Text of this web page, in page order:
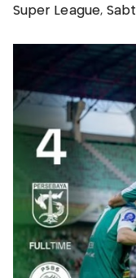
Super League,